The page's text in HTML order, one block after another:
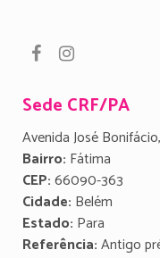
Sede CRF/PA
Avenida José
Bairro: Fátima
CEP:66090-363
Cidade: Belém
Estado: Para
Referência:Antigo